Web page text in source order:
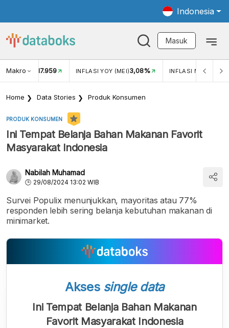
Indonesia
Masuk
Makro
USD/IDR 17.959 INFLASI YOY (MEI)3,08% INFLASI MOM (MEI)
Home Data Stories Produk Konsumen
PRODUK KONSUMEN
Ini Tempat Belanja Bahan Makanan Favorit
Masyarakat Indonesia
Nabilah Muhamad
29/08/2024 13:02 WIB
Survei Populix menunjukkan, mayoritas atau 77%
responden lebih sering belanja kebutuhan makanan di
minimarket.
Akses single data
Ini Tempat Belanja Bahan Makanan
Favorit Masyarakat Indonesia